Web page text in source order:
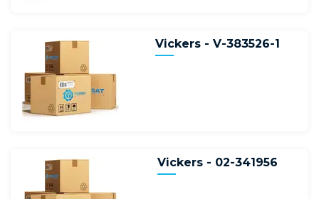
Vickers - V-383526-1
Vickers - 02-341956